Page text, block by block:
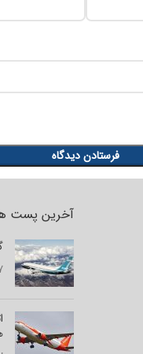
آخرین پست